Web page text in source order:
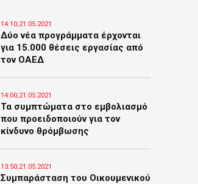
14:10,21.05.2021
Δύο νέα προγράμματα έρχονται
για 15.000 θέσεις εργασίας από
τον ΟΑΕΔ
14:00,21.05.2021
Τα συμπτώματα στο εμβολιασμό
που προειδοποιούν για τον
κίνδυνο θρόμβωσης
13:50,21.05.2021
Συμπαράσταση του Οικουμενικού